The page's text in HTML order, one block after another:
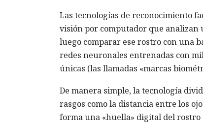
Las tecnologías de reconocimiento
visión por computador que analizan
luego comparar ese rostro con una
redes neuronales entrenadas con
únicas (las llamadas «marcas
De manera simple, la tecnología
rasgos como la distancia entre los
forma una «huella» digital del rostro